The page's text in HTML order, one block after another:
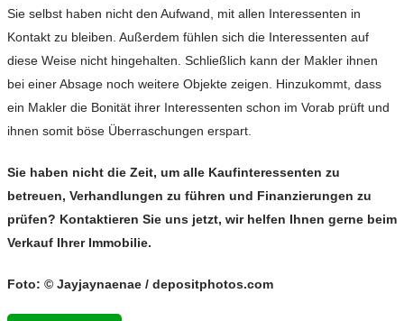
Sie selbst haben nicht den Aufwand, mit allen Interessenten in
Kontakt zu bleiben. Außerdem fühlen sich die Interessenten auf
diese Weise nicht hingehalten. Schließlich kann der Makler ihnen
bei einer Absage noch weitere Objekte zeigen. Hinzukommt, dass
ein Makler die Bonität ihrer Interessenten schon im Vorab prüft und
ihnen somit böse Überraschungen erspart.
Sie haben nicht die Zeit, um alle Kaufinteressenten zu
betreuen, Verhandlungen zu führen und Finanzierungen zu
prüfen? Kontaktieren Sie uns jetzt, wir helfen Ihnen gerne beim
Verkauf Ihrer Immobilie.
Foto: © Jayjaynaenae / depositphotos.com